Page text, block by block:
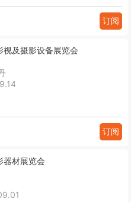
订阅
视及摄影设备展览会
订阅
器材展览会